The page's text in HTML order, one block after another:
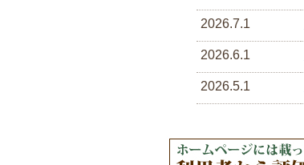
2026.7.1
2026.6.1
2026.5.1